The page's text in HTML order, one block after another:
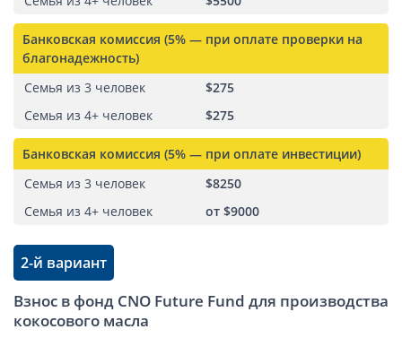
Банковская комиссия (5% — при оплате проверки на
благонадежность)
Семья из 3 человек
$275
Семья из 4+ человек
$275
Банковская комиссия (5% — при оплате инвестиции)
Семья из 3 человек
$8250
Семья из 4+ человек
от $9000
2-й вариант
Взнос в фонд CNO Future Fund для производства
кокосового масла